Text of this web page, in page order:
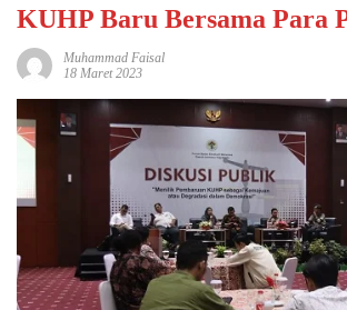
KUHP Baru Bersama Para
Muhammad Faisal
18 Maret 2023